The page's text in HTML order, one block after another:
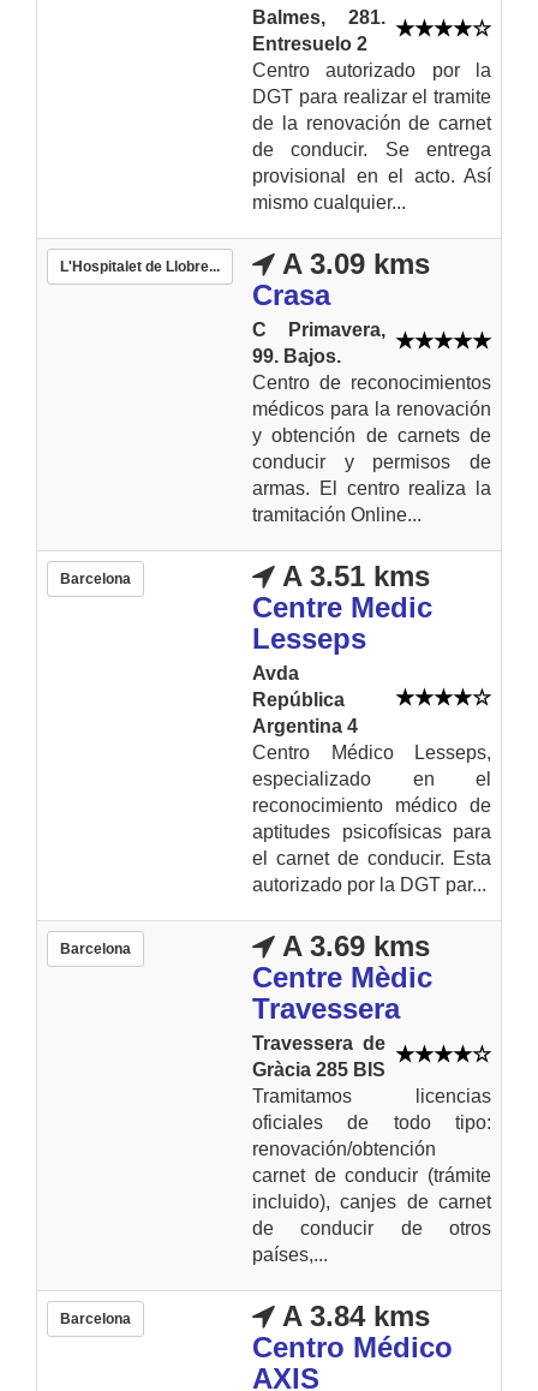
Balmes, 281.
Entresuelo 2
Centro autorizado por la
DGT para realizar el tramite
de la renovación de carnet
de conducir. Se entrega
provisional en el acto. Así
mismo cualquier...
L'Hospitalet de Llobre...
A 3.09 kms
Crasa
C Primavera,
99. Bajos.
Centro de reconocimientos
médicos para la renovación
y obtención de carnets de
conducir y permisos de
armas. El centro realiza la
tramitación Online...
Barcelona
A 3.51 kms
Centre Medic
Lesseps
Avda
República
Argentina 4
Centro Médico Lesseps,
especializado en el
reconocimiento médico de
aptitudes psicofísicas para
el carnet de conducir. Esta
autorizado por la DGT par...
Barcelona
A 3.69 kms
Centre Mèdic
Travessera
Travessera de
Gràcia 285 BIS
Tramitamos licencias
oficiales de todo tipo:
renovación/obtención
carnet de conducir (trámite
incluido), canjes de carnet
de conducir de otros
países,...
Barcelona
A 3.84 kms
Centro Médico
AXIS